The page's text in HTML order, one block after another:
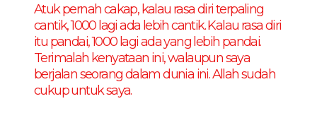
Atuk pernah cakap, kalau rasa diri terpaling
cantik, 1000 lagi ada lebih cantik. Kalau rasa diri
itu pandai, 1000 lagi ada yang lebih pandai.
Terimalah kenyataan ini, walaupun saya
berjalan seorang dalam dunia ini. Allah sudah
cukup untuk saya.